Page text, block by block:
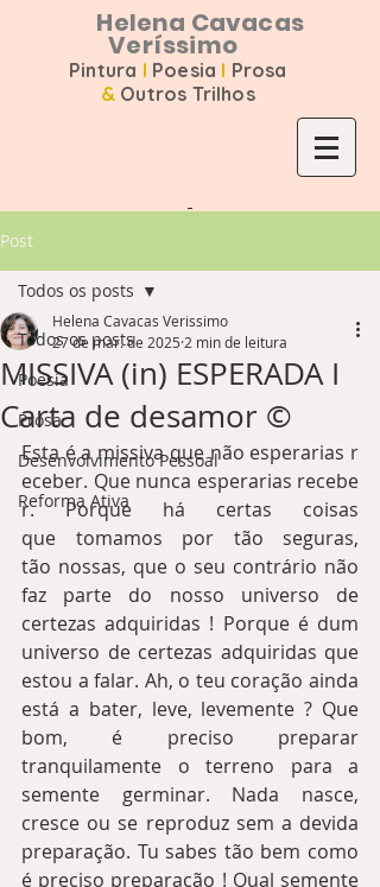
Helena Cavacas
Veríssimo
Pintura I Poesia I Prosa
& Outros Trilhos
Post
Todos os posts
Poesia
Prosa
Desenvolvimento Pessoal
Reforma Ativa
Todos os posts
MISSIVA (in) ESPERADA I
Carta de desamor ©️
Helena Cavacas Verissimo
27 de mar. de 2025 2 min de leitura
Esta é a missiva que não esperarias r
eceber. Que nunca esperarias recebe
r. Porque há certas coisas
que tomamos por tão seguras,
tão nossas, que o seu contrário não
faz parte do nosso universo de
certezas adquiridas ! Porque é dum
universo de certezas adquiridas que
estou a falar. Ah, o teu coração ainda
está a bater, leve, levemente ? Que
bom, é preciso preparar
tranquilamente o terreno para a
semente germinar. Nada nasce,
cresce ou se reproduz sem a devida
preparação. Tu sabes tão bem como
é preciso preparação ! Qual semente